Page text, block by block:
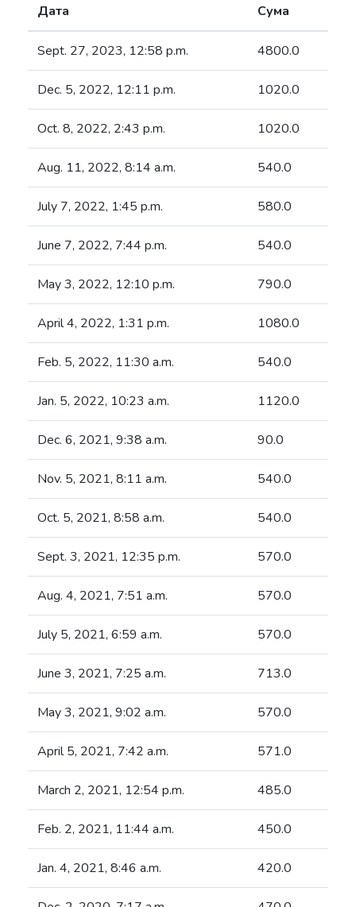
Дата Сума
Sept. 27, 2023, 12:58 p.m. 4800.0
Dec. 5, 2022, 12:11 p.m. 1020.0
Oct. 8, 2022, 2:43 p.m. 1020.0
Aug. 11, 2022, 8:14 a.m. 540.0
July 7, 2022, 1:45 p.m. 580.0
June 7, 2022, 7:44 p.m. 540.0
May 3, 2022, 12:10 p.m. 790.0
April 4, 2022, 1:31 p.m. 1080.0
Feb. 5, 2022, 11:30 a.m. 540.0
Jan. 5, 2022, 10:23 a.m. 1120.0
Dec. 6, 2021, 9:38 a.m. 90.0
Nov. 5, 2021, 8:11 a.m. 540.0
Oct. 5, 2021, 8:58 a.m. 540.0
Sept. 3, 2021, 12:35 p.m. 570.0
Aug. 4, 2021, 7:51 a.m. 570.0
July 5, 2021, 6:59 a.m. 570.0
June 3, 2021, 7:25 a.m. 713.0
May 3, 2021, 9:02 a.m. 570.0
April 5, 2021, 7:42 a.m. 571.0
March 2, 2021, 12:54 p.m. 485.0
Feb. 2, 2021, 11:44 a.m. 450.0
Jan. 4, 2021, 8:46 a.m. 420.0